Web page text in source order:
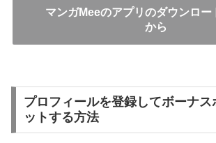
マンガMeeのアプリのダウンロー
から
プロフィールを登録してボーナス
ットする方法